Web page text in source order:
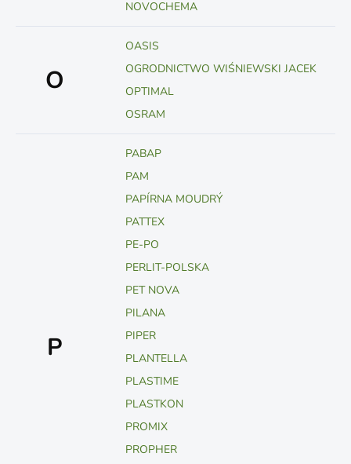
NOVOCHEMA
O
OASIS
OGRODNICTWO WIŚNIEWSKI JACEK
OPTIMAL
OSRAM
P
PABAP
PAM
PAPÍRNA MOUDRÝ
PATTEX
PE-PO
PERLIT-POLSKA
PET NOVA
PILANA
PIPER
PLANTELLA
PLASTIME
PLASTKON
PROMIX
PROPHER